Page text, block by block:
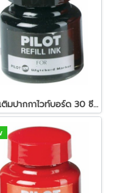
หมึกเติมปากกาไวท์บอร์ด 30 ซีซี. สีดำ ไพล็อต